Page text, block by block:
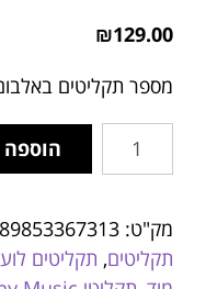
₪129.00
מספר תקליטים
מק"ט:
תקליטים, תקליטים